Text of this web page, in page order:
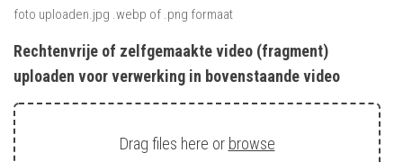
foto uploaden.jpg .webp of .png formaat
Rechtenvrije of zelfgemaakte video (fragment)
uploaden voor verwerking in bovenstaande video
Drag files here or browse